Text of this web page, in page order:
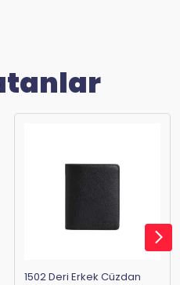
1502 Deri Erkek Cüzdan